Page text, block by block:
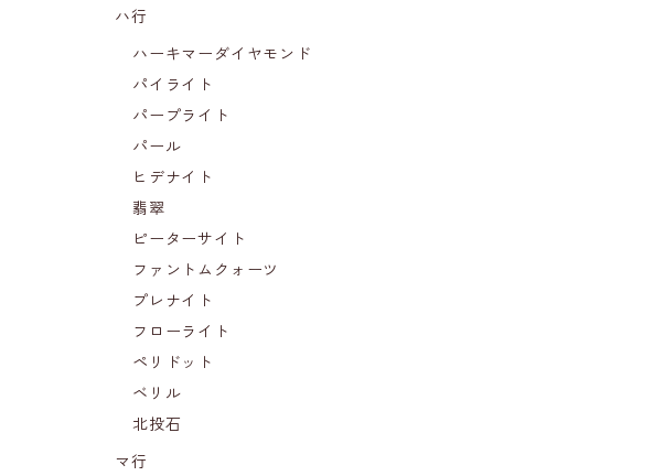
ハ行
ハーキマーダイヤモンド
パイライト
パープライト
パール
ヒデナイト
翡翠
ピーターサイト
ファントムクォーツ
プレナイト
フローライト
ペリドット
ベリル
北投石
マ行